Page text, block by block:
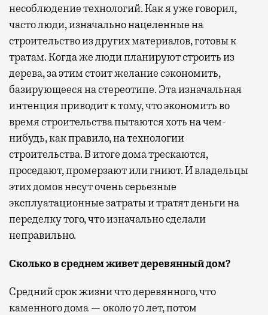
несоблюдение технологий. Как я уже говорил,
часто люди, изначально нацеленные на
строительство из других материалов, готовы к
тратам. Когда же люди планируют строить из
дерева, за этим стоит желание сэкономить,
базирующееся на стереотипе. Эта изначальная
интенция приводит к тому, что экономить во
время строительства пытаются хоть на чем-
нибудь, как правило, на технологии
строительства. В итоге дома трескаются,
проседают, промерзают или гниют. И владельцы
этих домов несут очень серьезные
эксплуатационные затраты и тратят деньги на
переделку того, что изначально сделали
неправильно.
Сколько в среднем живет деревянный дом?
Средний срок жизни что деревянного, что
каменного дома — около 70 лет, потом